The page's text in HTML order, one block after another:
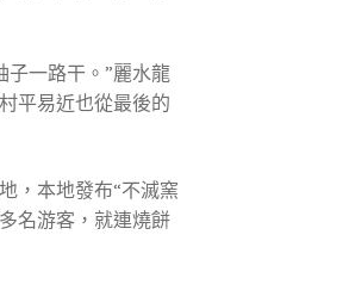
子一路干。”麗水龍
平易近也從最後的
，本地發布“不滅窯
名游客，就連燒餅